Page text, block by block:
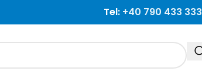
Tel: +40 790 433 333